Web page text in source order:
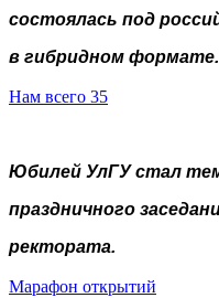
состоялась под
в гибридном формате.
Нам всего 35
Юбилей УлГУ стал
праздничного
ректората.
Марафон открытий